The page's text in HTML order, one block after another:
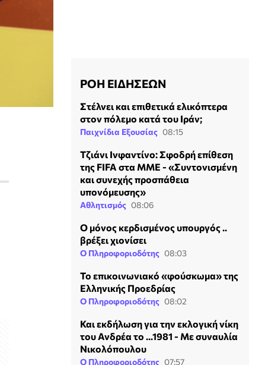
ΡΟΗ ΕΙΔΗΣΕΩΝ
Στέλνει και επιθετικά ελικόπτερα
στον πόλεμο κατά του Ιράν;
Παιχνίδια Εξουσίας 08:15
Τζιάνι Ινφαντίνο: Σφοδρή επίθεση
της FIFA στα ΜΜΕ - «Συντονισμένη
και συνεχής προσπάθεια
υπονόμευσης»
Αθλητισμός 08:06
Ο μόνος κερδισμένος υπουργός ..
βρέξει χιονίσει
Ο Πληροφοριοδότης 08:03
Το επικοινωνιακό «φούσκωμα» της
Ελληνικής Προεδρίας
Ο Πληροφοριοδότης 08:02
Και εκδήλωση για την εκλογική νίκη
του Ανδρέα το ...1981 - Με συναυλία
Νικολόπουλου
Ο Πληροφοριοδότης 07:57